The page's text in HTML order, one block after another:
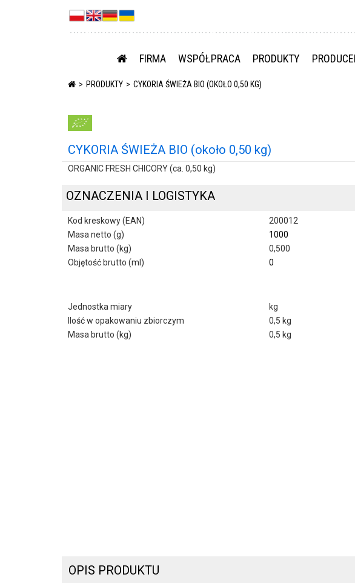
FIRMA WSPÓŁPRACA PRODUKTY
PRODUKTY CYKORIA ŚWIEŻA BIO (OKOŁO 0,50 KG)
CYKORIA ŚWIEŻA BIO (około 0,50 kg)
ORGANIC FRESH CHICORY (ca. 0,50 kg)
OZNACZENIA I LOGISTYKA
Kod kreskowy (EAN)
200012
Masa netto (g)
1000
Masa brutto (kg)
0,500
Objętość brutto (ml)
0
Jednostka miary
kg
Ilość w opakowaniu zbiorczym
0,5 kg
Masa brutto (kg)
0,5 kg
OPIS PRODUKTU